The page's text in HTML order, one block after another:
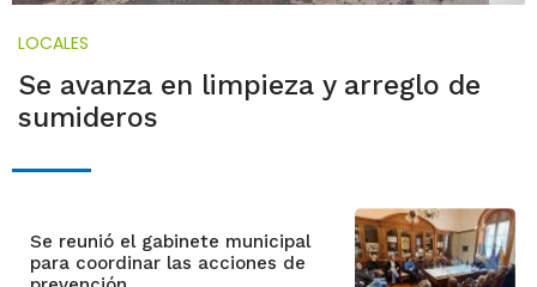
LOCALES
Se avanza en limpieza y arreglo de
sumideros
Se reunió el gabinete municipal
para coordinar las acciones de